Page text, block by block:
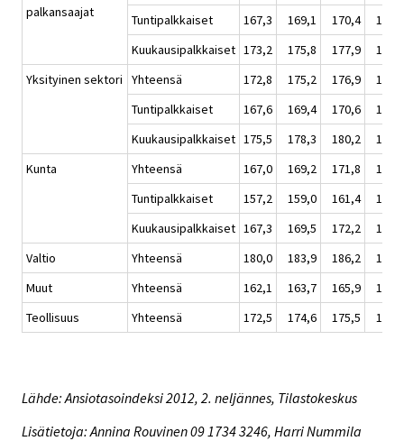
palkansaajat
Tuntipalkkaiset
167,3 169,1 170,4
170,7
Kuukausipalkkaiset 173,2 175,8 177,9
178,6
Yksityinen sektori
Yhteensä 172,8 175,2 176,9
177,2
Tuntipalkkaiset
167,6 169,4 170,6
171,0
Kuukausipalkkaiset 175,5 178,3 180,2
180,5
Kunta
Yhteensä 167,0 169,2 171,8
173,4
Tuntipalkkaiset
157,2 159,0 161,4
162,8
Kuukausipalkkaiset 167,3 169,5 172,2
173,7
Valtio
Yhteensä 180,0 183,9 186,2
187,2
Muut
Yhteensä 162,1 163,7 165,9
167,3
Teollisuus
Yhteensä 172,5 174,6 175,5 175,8
Lähde: Ansiotasoindeksi 2012, 2. neljännes, Tilastokeskus
Lisätietoja: Annina Rouvinen 09 1734 3246, Harri Nummila